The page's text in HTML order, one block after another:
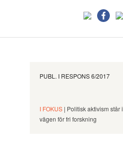
PUBL. I RESPONS 6/2017
I FOKUS | Politisk aktivism står i
vägen för fri forskning